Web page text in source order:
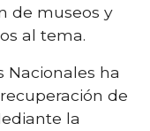
de museos y
al tema.
Nacionales ha
de
la